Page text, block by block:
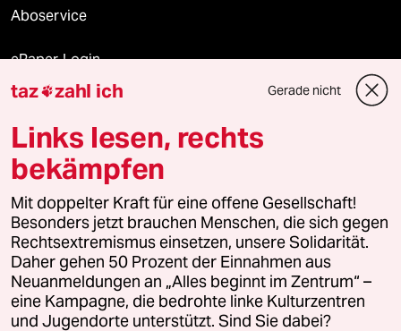
Aboservice
ePaper Login
Downloads für Abonnierende
© 2026 taz Verlags und Vertriebs GmbH
Alle Rechte vorbehalten. Bei rechtlichen Fragen oder für Genehmigungen
wenden Sie sich bitte an
lizenzen@taz.de
Feedback Redaktionsstatut Kommune-Richtlinien
Leitlinie Informant Datenschutz Impressum AGB
taz zahl ich Gerade nicht
Links lesen, rechts
bekämpfen
Mit doppelter Kraft für eine offene Gesellschaft!
Besonders jetzt brauchen Menschen, die sich gegen
Rechtsextremismus einsetzen, unsere Solidarität.
Daher gehen 50 Prozent der Einnahmen aus
Neuanmeldungen an „Alles beginnt im Zentrum“ –
eine Kampagne, die bedrohte linke Kulturzentren
und Jugendorte unterstützt. Sind Sie dabei?